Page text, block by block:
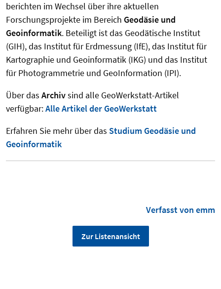
berichten im Wechsel über ihre aktuellen
Forschungsprojekte im Bereich Geodäsie und
Geoinformatik. Beteiligt ist das Geodätische Institut
(GIH), das Institut für Erdmessung (IfE), das Institut für
Kartographie und Geoinformatik (IKG) und das Institut
für Photogrammetrie und GeoInformation (IPI).
Über das Archivsind alle GeoWerkstatt-Artikel
verfügbar:Alle Artikel der GeoWerkstatt
Erfahren Sie mehr über das Studium Geodäsie und
Geoinformatik
Verfasst von emm
Zur Listenansicht